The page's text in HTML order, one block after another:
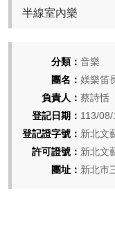
半線室內樂
分類： 音樂
團名： 媄樂笛
負責人： 蔡詩恬
登記日期： 113/08/
登記證字號： 新北文
許可證號： 新北文
團址： 新北市